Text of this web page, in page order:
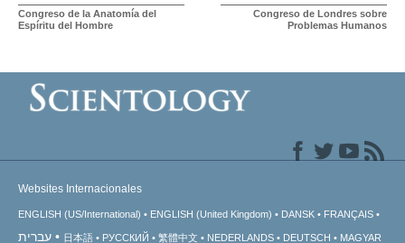
Congreso de la Anatomía del
Espíritu del Hombre
Congreso de Londres sobre
Problemas Humanos
Websites Internacionales
ENGLISH (US/International) ENGLISH (United Kingdom) DANSK FRANÇAIS
עברית 日本語 РУССКИЙ 繁體中文 NEDERLANDS DEUTSCH MAGYAR